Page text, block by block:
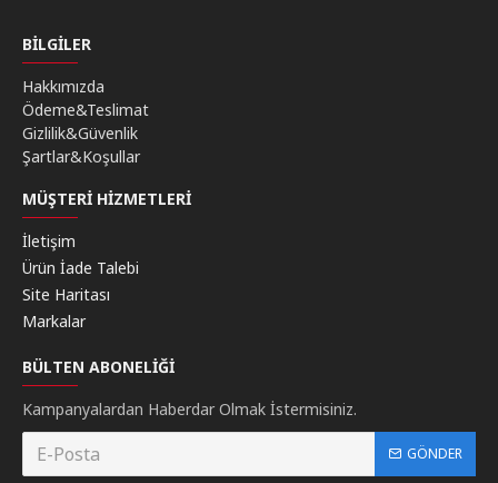
BILGILER
Hakkımızda
Ödeme&Teslimat
Gizlilik&Güvenlik
Şartlar&Koşullar
MÜŞTERI HIZMETLERI
İletişim
Ürün İade Talebi
Site Haritası
Markalar
BÜLTEN ABONELIĞI
Kampanyalardan Haberdar Olmak İstermisiniz.
GÖNDER